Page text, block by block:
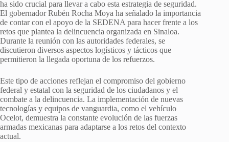
ha sido crucial para llevar a cabo esta estrategia de seguridad.
El gobernador Rubén Rocha Moya ha señalado la importancia
de contar con el apoyo de la SEDENA para hacer frente a los
retos que plantea la delincuencia organizada en Sinaloa.
Durante la reunión con las autoridades federales, se
discutieron diversos aspectos logísticos y tácticos que
permitieron la llegada oportuna de los refuerzos.
Este tipo de acciones reflejan el compromiso del gobierno
federal y estatal con la seguridad de los ciudadanos y el
combate a la delincuencia. La implementación de nuevas
tecnologías y equipos de vanguardia, como el vehículo
Ocelot, demuestra la constante evolución de las fuerzas
armadas mexicanas para adaptarse a los retos del contexto
actual.